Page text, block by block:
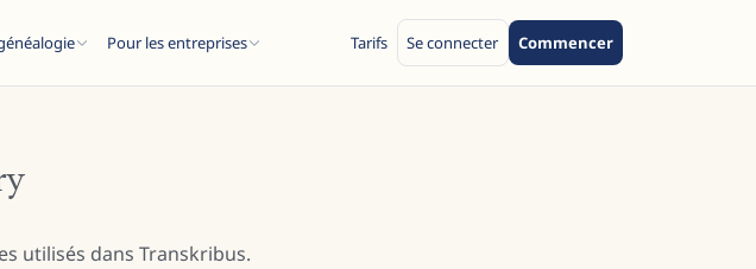
Pour les entreprises Tarifs Se connecter Commencer
utilisés dans Transkribus.